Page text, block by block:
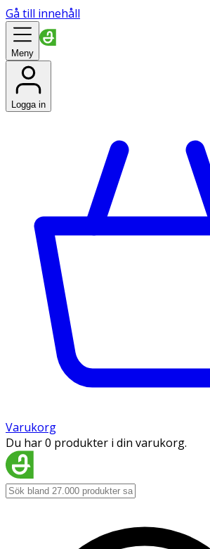
Gå till innehåll
Meny
Logga in
Varukorg
Du har 0 produkter i din varukorg.